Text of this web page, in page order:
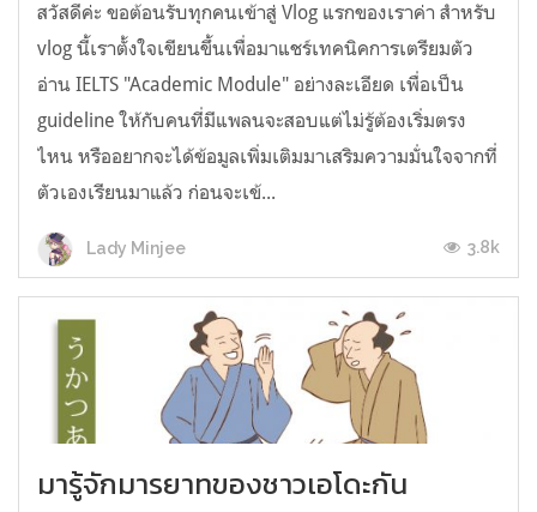
สวัสดีค่ะ ขอต้อนรับทุกคนเข้าสู่ Vlog แรกของเราค่า สำหรับ
vlog นี้เราตั้งใจเขียนขึ้นเพื่อมาแชร์เทคนิคการเตรียมตัว
อ่าน IELTS "Academic Module" อย่างละเอียด เพื่อเป็น
guideline ให้กับคนที่มีแพลนจะสอบแต่ไม่รู้ต้องเริ่มตรง
ไหน หรืออยากจะได้ข้อมูลเพิ่มเติมมาเสริมความมั่นใจจากที่
ตัวเองเรียนมาแล้ว ก่อนจะเข้...
Lady Minjee 3.8k
มารู้จักมารยาทของชาวเอโดะกัน